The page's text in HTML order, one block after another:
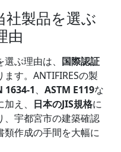
社製品を選ぶ
由
ぶ理由は、 国際認証
ます。ANTIFIRESの製
1634-1、 ASTM E119な
え、 日本のJIS規格に
、宇都宮市の建築確認
類作成の手間を大幅に